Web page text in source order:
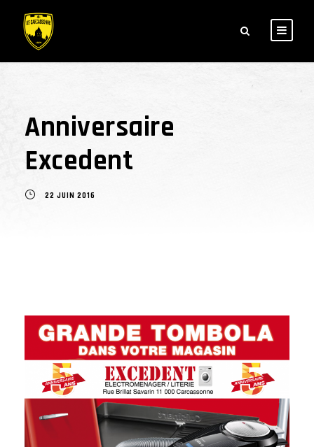
Anniversaire
Excedent
22 JUIN 2016